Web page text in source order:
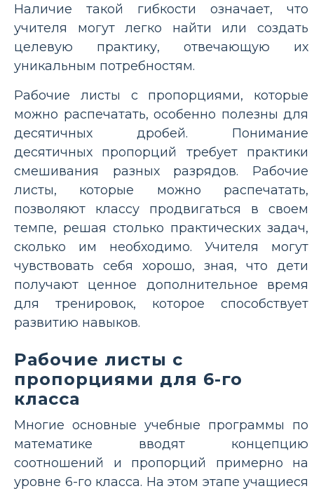
Наличие такой гибкости означает, что
учителя могут легко найти или создать
целевую практику, отвечающую их
уникальным потребностям.
Рабочие листы с пропорциями, которые
можно распечатать, особенно полезны для
десятичных дробей. Понимание
десятичных пропорций требует практики
смешивания разных разрядов. Рабочие
листы, которые можно распечатать,
позволяют классу продвигаться в своем
темпе, решая столько практических задач,
сколько им необходимо. Учителя могут
чувствовать себя хорошо, зная, что дети
получают ценное дополнительное время
для тренировок, которое способствует
развитию навыков.
Рабочие листы с
пропорциями для 6-го
класса
Многие основные учебные программы по
математике вводят концепцию
соотношений и пропорций примерно на
уровне 6-го класса. На этом этапе учащиеся